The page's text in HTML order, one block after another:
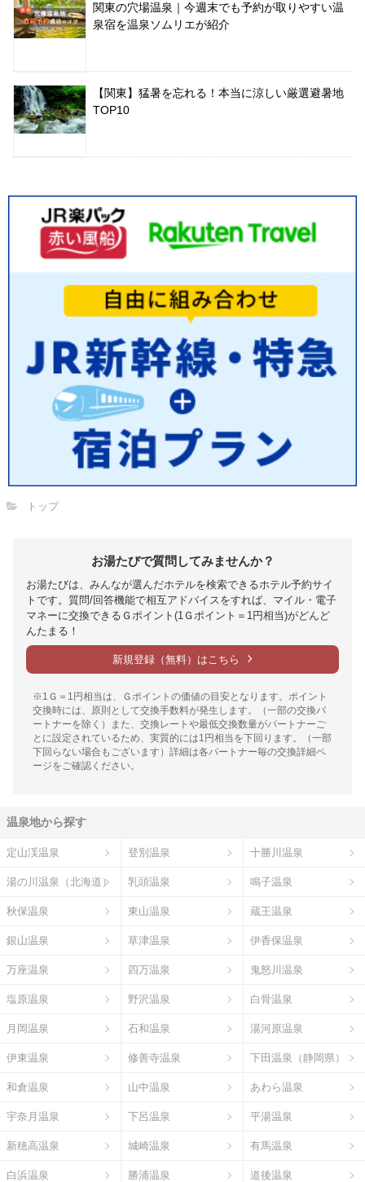
関東の穴場温泉｜今週末でも予約が取りやすい温
泉宿を温泉ソムリエが紹介
【関東】猛暑を忘れる！本当に涼しい厳選避暑地
TOP10
トップ
お湯たびで質問してみませんか？
お湯たびは、みんなが選んだホテルを検索できるホテル予約サイ
トです。質問/回答機能で相互アドバイスをすれば、マイル・電子
マネーに交換できるＧポイント(1Ｇポイント＝1円相当)がどんど
んたまる！
新規登録（無料）はこちら
※1Ｇ＝1円相当は、Ｇポイントの価値の目安となります。ポイント
交換時には、原則として交換手数料が発生します。（一部の交換パ
ートナーを除く）また、交換レートや最低交換数量がパートナーご
とに設定されているため、実質的には1円相当を下回ります。（一部
下回らない場合もございます）詳細は各パートナー毎の交換詳細ペ
ージをご確認ください。
温泉地から探す
定山渓温泉 登別温泉 十勝川温泉
湯の川温泉（北海道） 乳頭温泉 鳴子温泉
秋保温泉 東山温泉 蔵王温泉
銀山温泉 草津温泉 伊香保温泉
万座温泉 四万温泉 鬼怒川温泉
塩原温泉 野沢温泉 白骨温泉
月岡温泉 石和温泉 湯河原温泉
伊東温泉 修善寺温泉 下田温泉（静岡県）
和倉温泉 山中温泉 あわら温泉
宇奈月温泉 下呂温泉 平湯温泉
新穂高温泉 城崎温泉 有馬温泉
白浜温泉 勝浦温泉 道後温泉